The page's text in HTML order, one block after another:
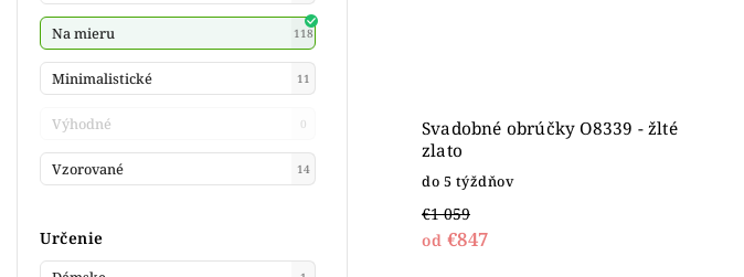
Na mieru 118
Minimalistické 11
Výhodné 0
Vzorované 14
Určenie
Svadobné obrúčky O8339 - žlté
zlato
do 5 týždňov
€1 059
od €847